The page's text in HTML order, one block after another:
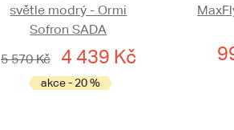
světle modrý - Ormi
Sofron SADA
5 570 Kč
4 439 Kč
akce - 20 %